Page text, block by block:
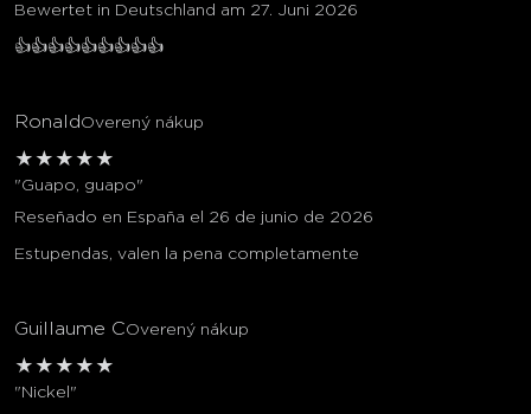
Bewertet in Deutschland am 27. Juni 2026
👍👍👍👍👍👍👍👍👍
Ronald Overený nákup
★ ★ ★ ★ ★
"Guapo, guapo"
Reseñado en España el 26 de junio de 2026
Estupendas, valen la pena completamente
Guillaume COverený nákup
★ ★ ★ ★ ★
"Nickel"